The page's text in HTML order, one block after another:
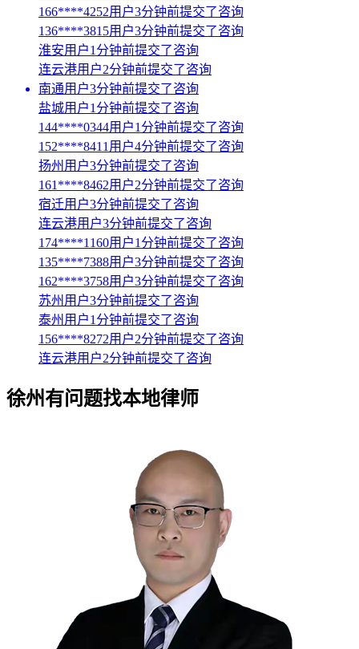
166****4252用户3分钟前提交了咨询
136****3815用户3分钟前提交了咨询
淮安用户1分钟前提交了咨询
连云港用户2分钟前提交了咨询
南通用户3分钟前提交了咨询
盐城用户1分钟前提交了咨询
144****0344用户1分钟前提交了咨询
152****8411用户4分钟前提交了咨询
扬州用户3分钟前提交了咨询
161****8462用户2分钟前提交了咨询
宿迁用户3分钟前提交了咨询
连云港用户3分钟前提交了咨询
174****1160用户1分钟前提交了咨询
135****7388用户3分钟前提交了咨询
162****3758用户3分钟前提交了咨询
苏州用户3分钟前提交了咨询
泰州用户1分钟前提交了咨询
156****8272用户2分钟前提交了咨询
连云港用户2分钟前提交了咨询
徐州有问题找本地律师